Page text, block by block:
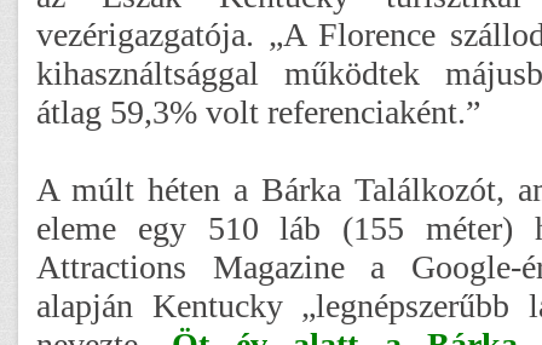
vezérigazgatója. „A Florence
kihasználtsággal működtek
átlag 59,3% volt referenciaként.”
A múlt héten a Bárka Találkozót,
eleme egy 510 láb (155 méter)
Attractions Magazine a Google-
alapján Kentucky „legnépszerűbb